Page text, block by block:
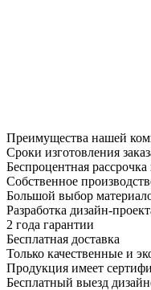
Преимущества нашей
Сроки изготовления
Беспроцентная рассрочка
Собственное
Большой выбор
Разработка дизайн-
2 года гарантии
Бесплатная доставка
Только качественные и
Продукция имеет
Бесплатный выезд